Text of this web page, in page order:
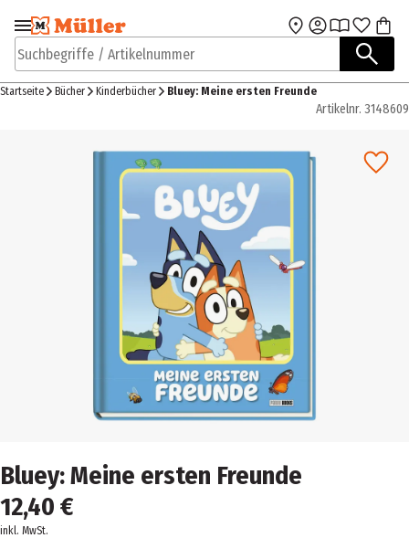
Zur Navigation
springen
Zum Hauptinhalt
Suchbegriffe / Artikelnummer
Startseite Bücher Kinderbücher Bluey: Meine ersten Freunde
Artikelnr. 3148609
Bluey: Meine ersten Freunde
12,40 €
inkl. MwSt.